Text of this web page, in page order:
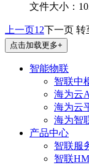
文件大小：
上一页1 2下一页 转
点击加载更多+
智能物联
智联中
海为云
海为云
海为智
产品中心
智联服
智联